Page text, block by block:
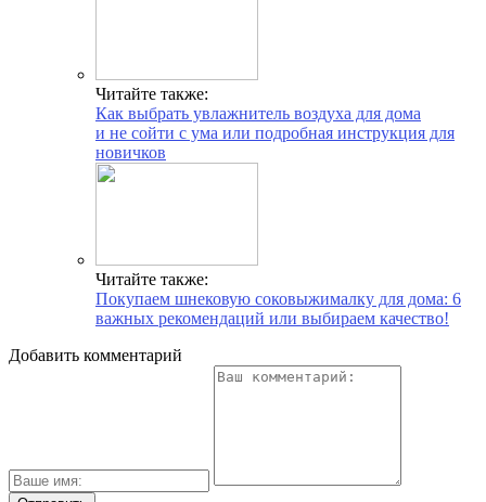
Читайте также:
Как выбрать увлажнитель воздуха для дома
и не сойти с ума или подробная инструкция для
новичков
Читайте также:
Покупаем шнековую соковыжималку для дома: 6
важных рекомендаций или выбираем качество!
Добавить комментарий